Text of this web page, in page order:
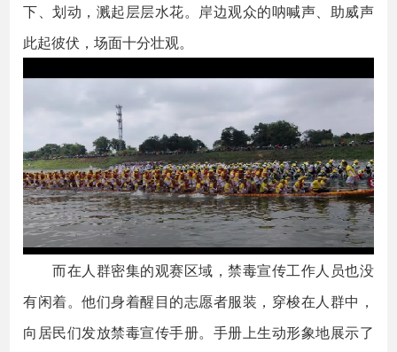
下、划动，溅起层层水花。岸边观众的呐喊声、助威声
此起彼伏，场面十分壮观。
而在人群密集的观赛区域，禁毒宣传工作人员也没
有闲着。他们身着醒目的志愿者服装，穿梭在人群中，
向居民们发放禁毒宣传手册。手册上生动形象地展示了